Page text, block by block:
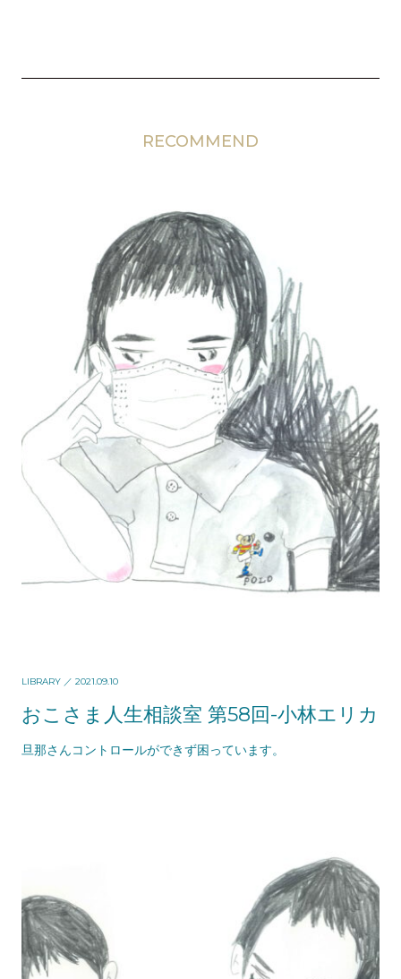
RECOMMEND
LIBRARY ／ 2021.09.10
おこさま人生相談室 第58回-小林エリカ
旦那さんコントロールができず困っています。